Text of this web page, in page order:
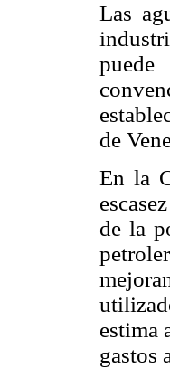
Las
de
En la
de la
estima
gastos